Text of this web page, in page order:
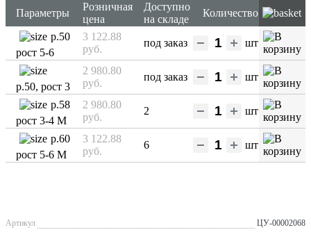
Параметры
Розничная
цена
Доступно
на складе
Количество
р.50
рост 5-6
3 122.88
руб.
под заказ шт
р.50, рост 3
2 980.80
руб.
под заказ шт
р.58
рост 3-4 М
2 980.80
руб.
2 шт
р.60
рост 5-6 М
3 122.88
руб.
6 шт
Артикул ЦУ-00002068